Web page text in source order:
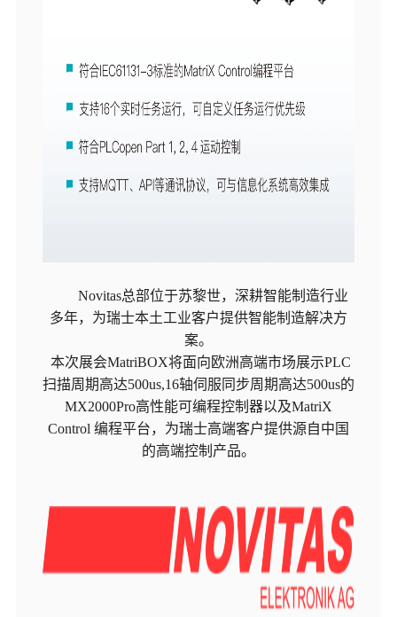
Novitas总部位于苏黎世，深耕智能制造行业
多年，为瑞士本土工业客户提供智能制造解决方
案。
本次展会MatriBOX将面向欧洲高端市场展示PLC
扫描周期高达500us,16轴伺服同步周期高达500us的
MX2000Pro高性能可编程控制器以及MatriX
Control 编程平台，为瑞士高端客户提供源自中国
的高端控制产品。